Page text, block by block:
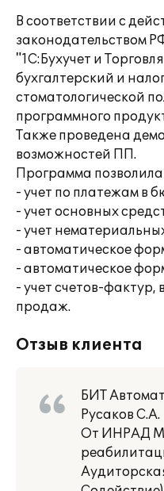
В соответствии с
законодательством
"1С:Бухучет и
бухгалтерский и
стоматологической
программного
Также проведена
возможностей ПП.
Программа позволила
- учет по платежам в
- учет основных
- учет
- автоматическое
- автоматическое
- учет счетов-фактур,
продаж.
Отзыв клиента
БИТ
Русаков С.А.
От ИНРАД